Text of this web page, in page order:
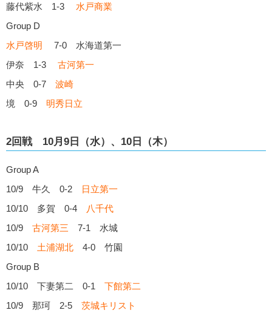
藤代紫水 1-3 水戸商業
Group D
水戸啓明 7-0 水海道第一
伊奈 1-3 古河第一
中央 0-7 波崎
境 0-9 明秀日立
2回戦 10月9日（水）、10日（木）
Group A
10/9 牛久 0-2
日立第一
10/10 多賀 0-4
八千代
10/9 古河第三 7-1 水城
10/10 土浦湖北 4-0 竹園
Group B
10/10 下妻第二 0-1 下館第二
10/9 那珂 2-5 茨城キリスト